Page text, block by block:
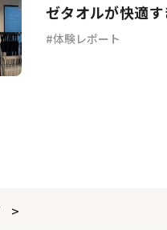
ゼタオルが快適
体験レポート